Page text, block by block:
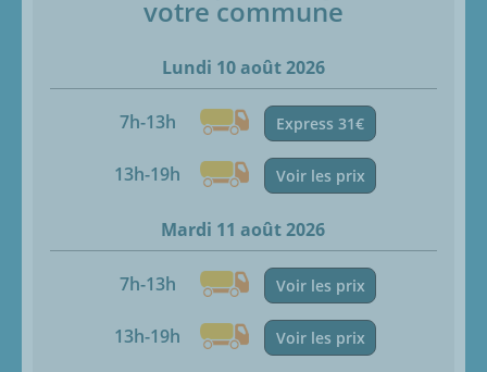
votre commune
Lundi 10 août 2026
7h-13h Express 31€
13h-19h Voir les prix
Mardi 11 août 2026
7h-13h Voir les prix
13h-19h Voir les prix